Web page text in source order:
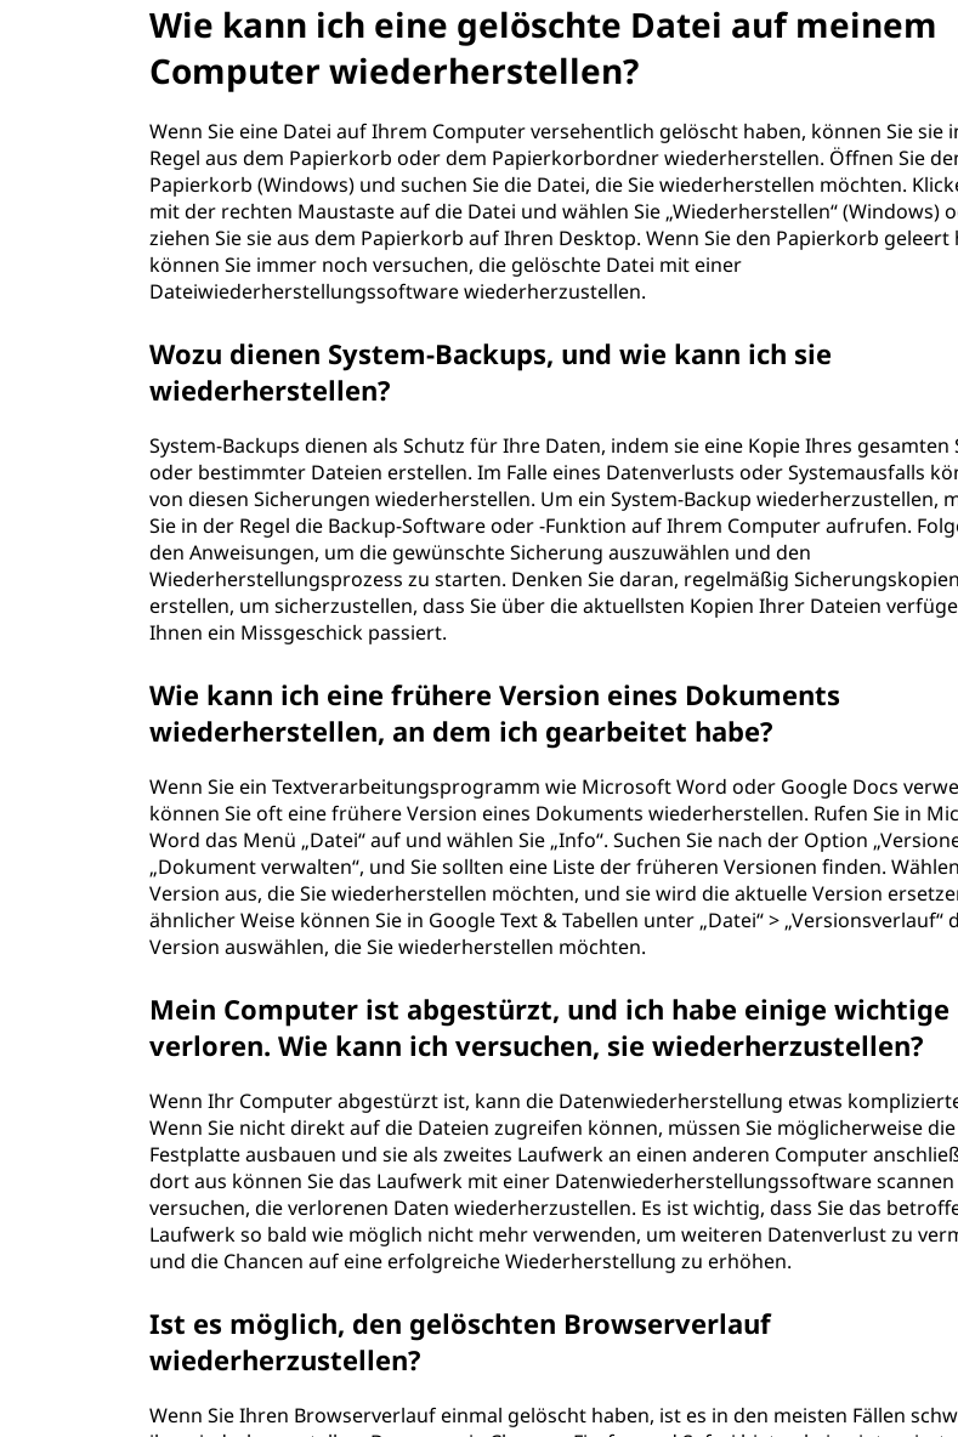
Wie kann ich eine gelöschte Datei auf meinem
Computer wiederherstellen?
Wenn Sie eine Datei auf Ihrem Computer versehentlich gelöscht haben, können Sie sie
Regel aus dem Papierkorb oder dem Papierkorbordner wiederherstellen. Öffnen Sie
Papierkorb (Windows) und suchen Sie die Datei, die Sie wiederherstellen möchten.
mit der rechten Maustaste auf die Datei und wählen Sie „Wiederherstellen“ (Windows)
ziehen Sie sie aus dem Papierkorb auf Ihren Desktop. Wenn Sie den Papierkorb geleert
können Sie immer noch versuchen, die gelöschte Datei mit einer
Dateiwiederherstellungssoftware wiederherzustellen.
Wozu dienen System-Backups, und wie kann ich sie
wiederherstellen?
System-Backups dienen als Schutz für Ihre Daten, indem sie eine Kopie Ihres gesamten
oder bestimmter Dateien erstellen. Im Falle eines Datenverlusts oder Systemausfalls
von diesen Sicherungen wiederherstellen. Um ein System-Backup wiederherzustellen,
Sie in der Regel die Backup-Software oder -Funktion auf Ihrem Computer aufrufen.
den Anweisungen, um die gewünschte Sicherung auszuwählen und den
Wiederherstellungsprozess zu starten. Denken Sie daran, regelmäßig
erstellen, um sicherzustellen, dass Sie über die aktuellsten Kopien Ihrer Dateien
Ihnen ein Missgeschick passiert.
Wie kann ich eine frühere Version eines Dokuments
wiederherstellen, an dem ich gearbeitet habe?
Wenn Sie ein Textverarbeitungsprogramm wie Microsoft Word oder Google Docs
können Sie oft eine frühere Version eines Dokuments wiederherstellen. Rufen Sie in
Word das Menü „Datei“ auf und wählen Sie „Info“. Suchen Sie nach der Option
„Dokument verwalten“, und Sie sollten eine Liste der früheren Versionen finden.
Version aus, die Sie wiederherstellen möchten, und sie wird die aktuelle Version
ähnlicher Weise können Sie in Google Text & Tabellen unter „Datei“ > „Versionsverlauf“
Version auswählen, die Sie wiederherstellen möchten.
Mein Computer ist abgestürzt, und ich habe einige wichtige
verloren. Wie kann ich versuchen, sie
Wenn Ihr Computer abgestürzt ist, kann die Datenwiederherstellung etwas
Wenn Sie nicht direkt auf die Dateien zugreifen können, müssen Sie möglicherweise die
Festplatte ausbauen und sie als zweites Laufwerk an einen anderen Computer
dort aus können Sie das Laufwerk mit einer Datenwiederherstellungssoftware
versuchen, die verlorenen Daten wiederherzustellen. Es ist wichtig, dass Sie das
Laufwerk so bald wie möglich nicht mehr verwenden, um weiteren Datenverlust zu
und die Chancen auf eine erfolgreiche Wiederherstellung zu erhöhen.
Ist es möglich, den gelöschten Browserverlauf
wiederherzustellen?
Wenn Sie Ihren Browserverlauf einmal gelöscht haben, ist es in den meisten Fällen